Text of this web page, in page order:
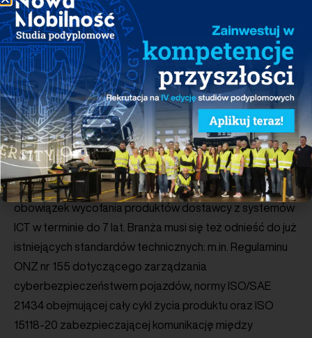
i ważnych, a do 3 kwietnia 2027 r. wdrożyć pełne wymogi
ustawy, z obowiązkowym pierwszym audytem w 2028 r.
Nowe przepisy wprowadzają rygorystyczny reżim
zgłaszania incydentów – 24 godziny na zgłoszenie
wstępne i 72 godziny na zgłoszenie incydentu
poważnego, z możliwym równoległym zgłoszeniem
do organu ochrony danych osobowych. Ustawa
przewiduje również mechanizm uznania dostawcy
sprzętu lub oprogramowania za dostawcę wysokiego
ryzyka. Konsekwencją wydania takiej decyzji może być
obowiązek wycofania produktów dostawcy z systemów
ICT w terminie do 7 lat. Branża musi się też odnieść do już
istniejących standardów technicznych: m.in. Regulaminu
ONZ nr 155 dotyczącego zarządzania
cyberbezpieczeństwem pojazdów, normy ISO/SAE
21434 obejmującej cały cykl życia produktu oraz ISO
15118-20 zabezpieczającej komunikację między